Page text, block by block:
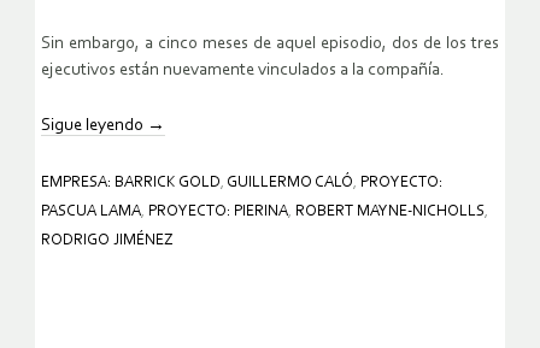
Sin embargo, a cinco meses de aquel episodio, dos de los tres
ejecutivos están nuevamente vinculados a la compañía.
Sigue leyendo →
EMPRESA: BARRICK GOLD, GUILLERMO CALÓ, PROYECTO:
PASCUA LAMA, PROYECTO: PIERINA, ROBERT MAYNE-NICHOLLS,
RODRIGO JIMÉNEZ